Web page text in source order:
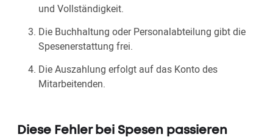
und Vollständigkeit.
Die Buchhaltung oder Personalabteilung gibt die
Spesenerstattung frei.
Die Auszahlung erfolgt auf das Konto des
Mitarbeitenden.
Diese Fehler bei Spesen passieren